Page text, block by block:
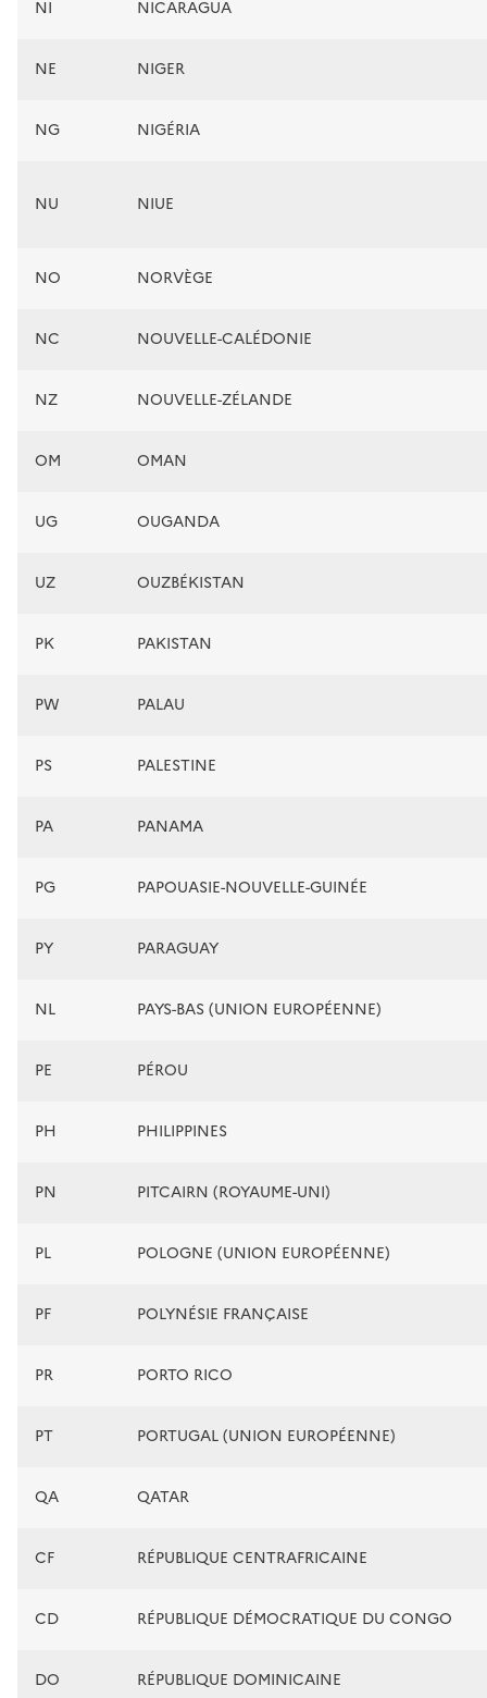
NI NICARAGUA
NE NIGER
NG NIGÉRIA
NU NIUE
NO NORVÈGE
NC NOUVELLE-CALÉDONIE
NZ NOUVELLE-ZÉLANDE
OM OMAN
UG OUGANDA
UZ OUZBÉKISTAN
PK PAKISTAN
PW PALAU
PS PALESTINE
PA PANAMA
PG PAPOUASIE-NOUVELLE-GUINÉE
PY PARAGUAY
NL PAYS-BAS (UNION EUROPÉENNE)
PE PÉROU
PH PHILIPPINES
PN PITCAIRN (ROYAUME-UNI)
PL POLOGNE (UNION EUROPÉENNE)
PF POLYNÉSIE FRANÇAISE
PR PORTO RICO
PT PORTUGAL (UNION EUROPÉENNE)
QA QATAR
CF RÉPUBLIQUE CENTRAFRICAINE
CD RÉPUBLIQUE DÉMOCRATIQUE DU CONGO
DO RÉPUBLIQUE DOMINICAINE